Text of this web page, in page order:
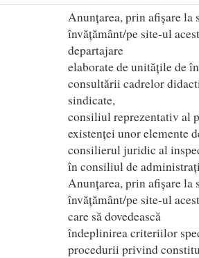
Anunțarea, prin afișare la
învățământ/pe site-ul
departajare
elaborate de unitățile de
consultării cadrelor
sindicate,
consiliul reprezentativ al
existenței unor elemente
consilierul juridic al
în consiliul de
Anunțarea, prin afișare la
învățământ/pe site-ul
care să dovedească
îndeplinirea criteriilor
procedurii privind